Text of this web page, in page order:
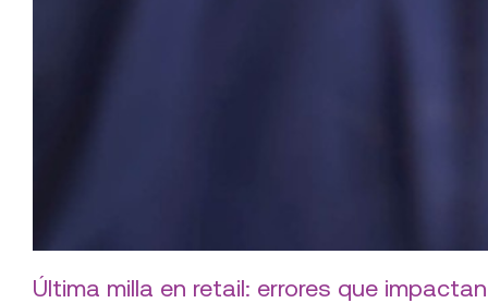
Última milla en retail: errores que